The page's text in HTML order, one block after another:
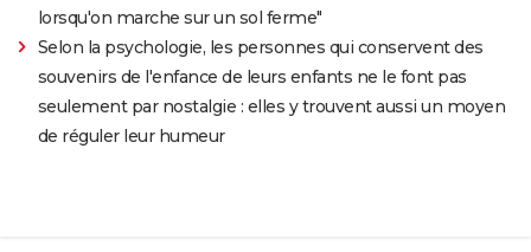
lorsqu'on marche sur un sol ferme"
Selon la psychologie, les personnes qui conservent des
souvenirs de l'enfance de leurs enfants ne le font pas
seulement par nostalgie : elles y trouvent aussi un moyen
de réguler leur humeur